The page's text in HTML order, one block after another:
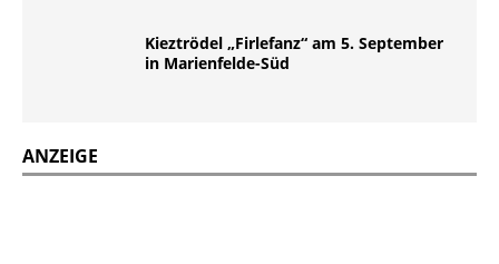
Kieztrödel „Firlefanz“ am 5. September
in Marienfelde-Süd
ANZEIGE